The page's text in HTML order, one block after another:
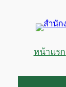
หน้าแรก